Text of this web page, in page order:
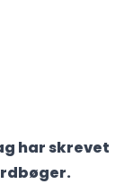
har skrevet